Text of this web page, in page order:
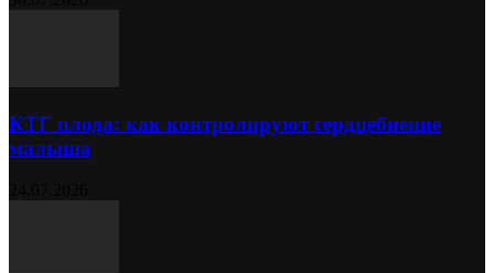
КТГ плода: как контролируют сердцебиение
малыша